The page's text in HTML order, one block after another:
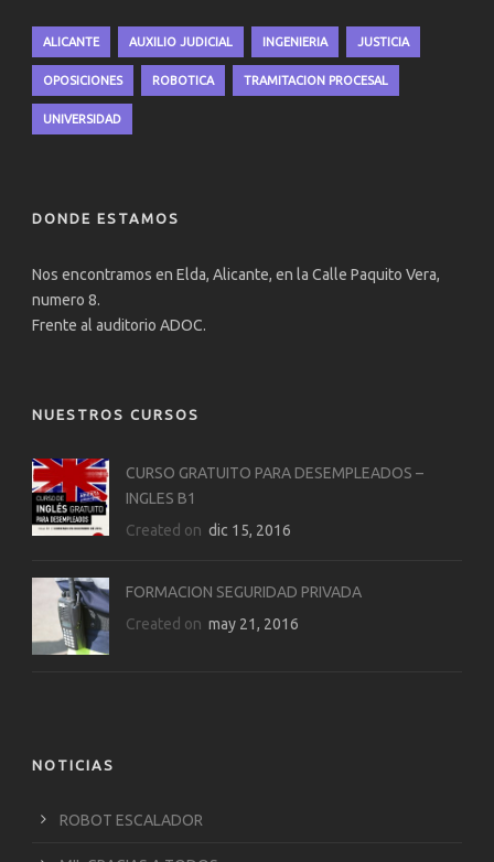
ALICANTE AUXILIO JUDICIAL INGENIERIA JUSTICIA
OPOSICIONES ROBOTICA TRAMITACION PROCESAL
UNIVERSIDAD
DONDE ESTAMOS
Nos encontramos en Elda, Alicante, en la Calle Paquito Vera,
numero 8.
Frente al auditorio ADOC.
NUESTROS CURSOS
CURSO GRATUITO PARA DESEMPLEADOS –
INGLES B1
Created on dic 15, 2016
FORMACION SEGURIDAD PRIVADA
Created on may 21, 2016
NOTICIAS
ROBOT ESCALADOR